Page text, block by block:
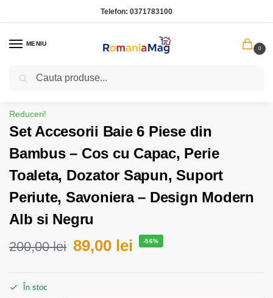
Telefon: 0371783100
MENIU
0
Prima pagină / Casa Gradina
Reduceri!
Set Accesorii Baie 6 Piese din
Bambus – Cos cu Capac, Perie
Toaleta, Dozator Sapun, Suport
Periute, Savoniera – Design Modern
Alb si Negru
200,00lei 89,00 lei -56%
În stoc